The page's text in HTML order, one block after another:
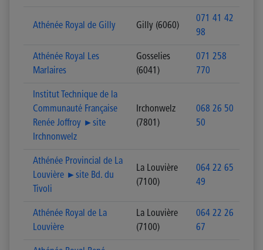
Athénée Royal de Gilly Gilly (6060)
071 41 42
98
Athénée Royal Les
Marlaires
Gosselies
(6041)
071 258
770
Institut Technique de la
Communauté Française
Renée Joffroy ►site
Irchnonwelz
Irchonwelz
(7801)
068 26 50
50
Athénée Provincial de La
Louvière ►site Bd. du
Tivoli
La Louvière
(7100)
064 22 65
49
Athénée Royal de La
Louvière
La Louvière
(7100)
064 22 26
67